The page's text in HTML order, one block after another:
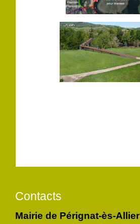
Contacts
Mairie de Pérignat-ès-Allier